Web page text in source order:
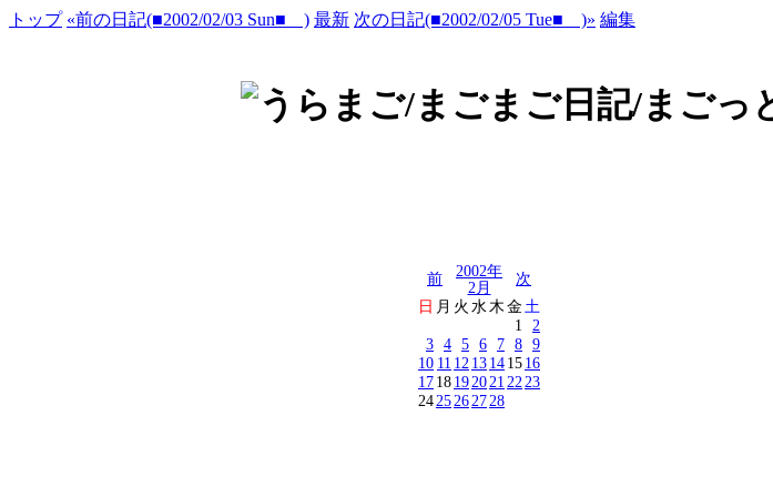
トップ «前の日記(■2002/02/03 Sun■ ) 最新 次の日記(■2002/02/05 Tue■ )» 編集
前
2002年
2月
次
日 月 火 水 木金 土
1
2
3 4 5 6 7 8 9
10 11 12 13141516
1718192021 22 23
2425262728